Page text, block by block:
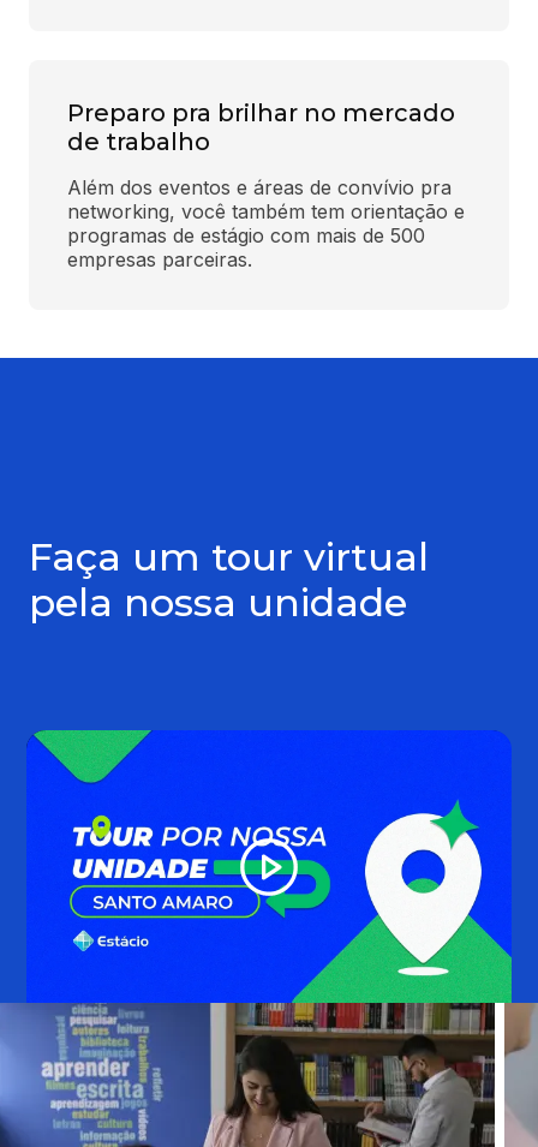
Preparo pra brilhar no mercado
de trabalho
Além dos eventos e áreas de convívio pra
networking, você também tem orientação e
programas de estágio com mais de 500
empresas parceiras.
Faça um tour virtual
pela nossa unidade